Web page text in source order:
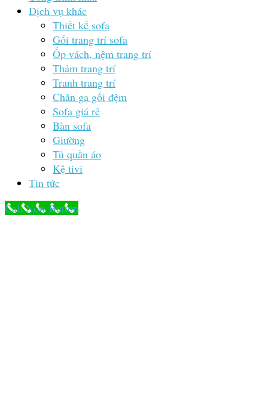
Dịch vụ khác
Thiết kế sofa
Gối trang trí sofa
Ốp vách, nệm trang trí
Thảm trang trí
Tranh trang trí
Chăn ga gối đệm
Sofa giá rẻ
Bàn sofa
Giường
Tủ quần áo
Kệ tivi
Tin tức
Call Now Button